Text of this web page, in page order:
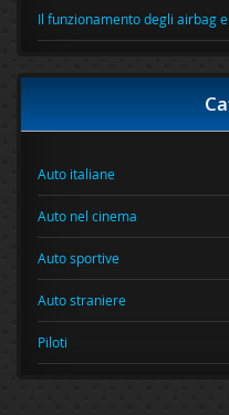
Il funzionamento degli airbag
Auto italiane
Auto nel cinema
Auto sportive
Auto straniere
Piloti